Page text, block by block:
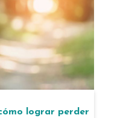
lograr perder